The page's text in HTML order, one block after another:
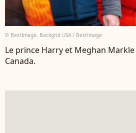
© BestImage, Backgrid USA / Bestimage
Le prince Harry et Meghan
Canada.